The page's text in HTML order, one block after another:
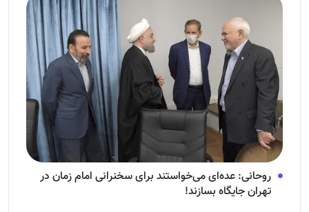
روحانی: عده‌ای می‌خواستند برای سخنرانی امام زمان در
تهران جایگاه بسازند!